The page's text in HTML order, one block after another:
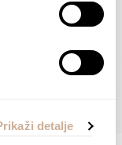
detalje
od
75,00 €
do
138,00 €
OPCIJE
KATEGORIJI